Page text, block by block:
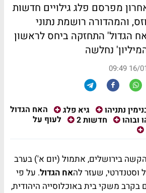
מפרסם פלג גילויים חדשות
והמהדורה רושמת נתוני
הגדול' התחזקה ביחס לראשון
נחלשה
16/01/
נתניהו גיא פלג
האח הגדול
ובוהו
חדשות 2
לעוף על
בירושלים, אתמול (יום א') בערב
וסטנדרטי, שעזר להאח הגדול. על פי
בקרב משקי בית באוכלוסייה היהודית,